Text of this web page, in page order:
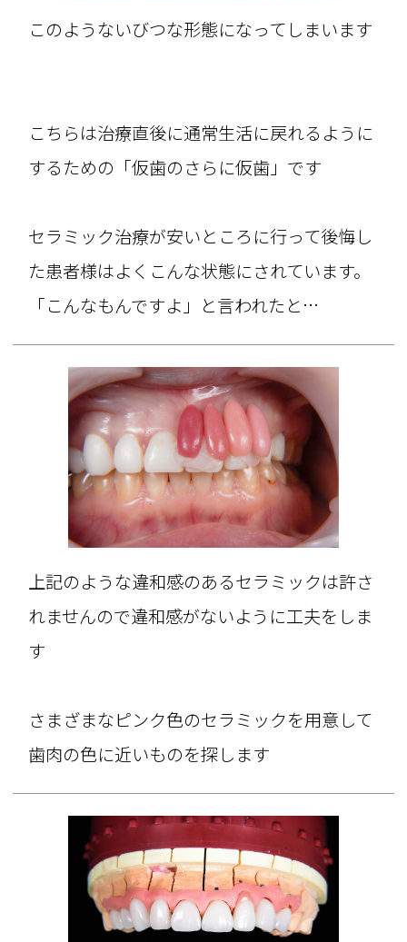
このようないびつな形態になってしまいます
こちらは治療直後に通常生活に戻れるように
するための「仮歯のさらに仮歯」です
セラミック治療が安いところに行って後悔し
た患者様はよくこんな状態にされています。
「こんなもんですよ」と言われたと…
上記のような違和感のあるセラミックは許さ
れませんので違和感がないように工夫をしま
す
さまざまなピンク色のセラミックを用意して
歯肉の色に近いものを探します